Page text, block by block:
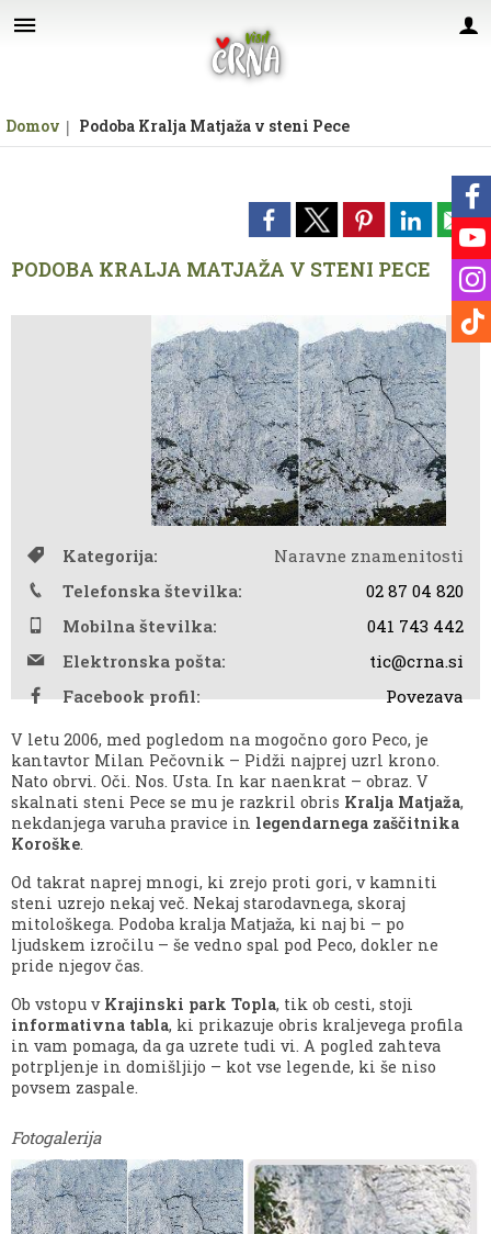
Domov Podoba Kralja Matjaža v steni Pece
PODOBA KRALJA MATJAŽA V STENI PECE
Kategorija:
Naravne znamenitosti
Telefonska številka:
02 87 04 820
Mobilna številka:
041 743 442
Elektronska pošta:
tic@crna.si
Facebook profil:
Povezava
V letu 2006, med pogledom na mogočno goro Peco, je
kantavtor Milan Pečovnik – Pidži najprej uzrl krono.
Nato obrvi. Oči. Nos. Usta. In kar naenkrat – obraz. V
skalnati steni Pece se mu je razkril obris Kralja Matjaža,
nekdanjega varuha pravice in legendarnega zaščitnika
Koroške
Od takrat naprej mnogi, ki zrejo proti gori, v kamniti
steni uzrejo nekaj več. Nekaj starodavnega, skoraj
mitološkega. Podoba kralja Matjaža, ki naj bi – po
ljudskem izročilu – še vedno spal pod Peco, dokler ne
pride njegov čas.
Ob vstopu v Krajinski park Topla, tik ob cesti, stoji
informativna tabla, ki prikazuje obris kraljevega profila
in vam pomaga, da ga uzrete tudi vi. A pogled zahteva
potrpljenje in domišljijo – kot vse legende, ki še niso
povsem zaspale.
Fotogalerija
Za pričetek iskanja kliknite na puščico >